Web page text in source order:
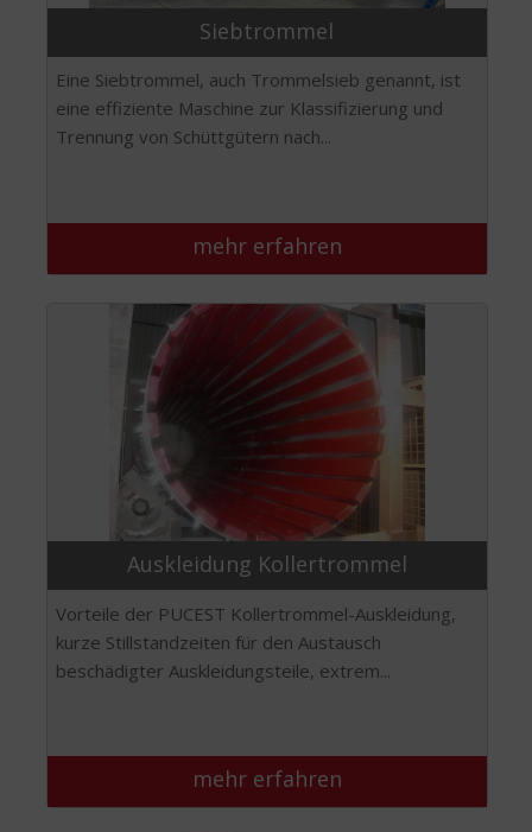
Siebtrommel
Eine Siebtrommel, auch Trommelsieb genannt, ist
eine effiziente Maschine zur Klassifizierung und
Trennung von Schüttgütern nach...
mehr erfahren
Auskleidung Kollertrommel
Vorteile der PUCEST Kollertrommel-Auskleidung,
kurze Stillstandzeiten für den Austausch
beschädigter Auskleidungsteile, extrem...
mehr erfahren